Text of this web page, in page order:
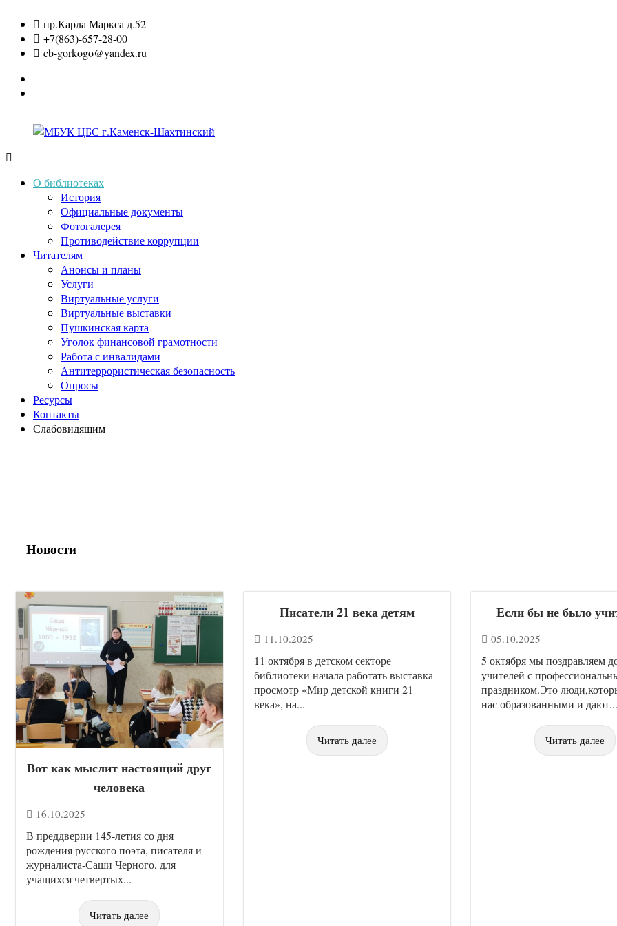
содержимому
пр.Карла Маркса д.52
+7(863)-657-28-00
cb-gorkogo@yandex.ru
МБУК
ЦБС
г.Каменск-
Шахтинский
О библиотеках
История
Официальные документы
Фотогалерея
Противодействие коррупции
Читателям
Анонсы и планы
Услуги
Виртуальные услуги
Виртуальные выставки
Пушкинская карта
Уголок финансовой грамотности
Работа с инвалидами
Антитеррористическая безопасность
Опросы
Ресурсы
Контакты
Слабовидящим
Новости
Вот как мыслит настоящий друг
человека
16.10.2025
В преддверии 145-летия со дня
рождения русского поэта, писателя и
журналиста-Саши Черного, для
учащихся четвертых...
Читать далее
Писатели 21 века детям
11.10.2025
11 октября в детском секторе
библиотеки начала работать выставка-
просмотр «Мир детской книги 21
века», на...
Читать далее
Если бы не было
05.10.2025
5 октября мы поздравляем
учителей с
праздником.Это
нас образованными и дают...
Читать далее